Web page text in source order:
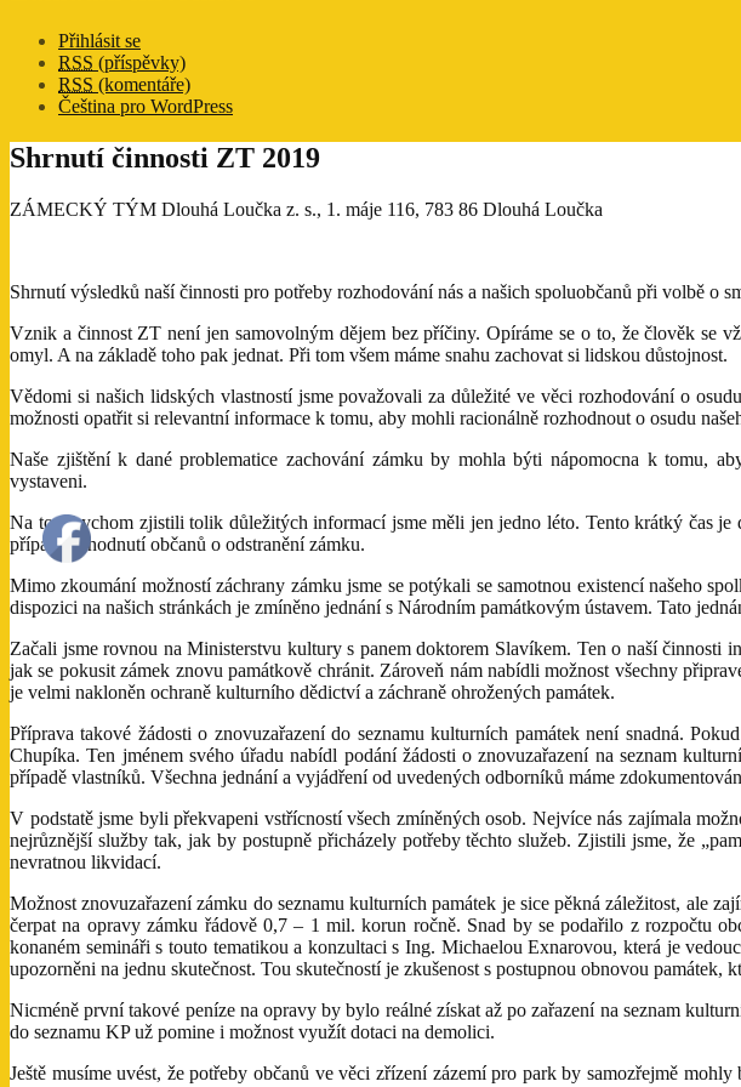
Přihlásit se
RSS (příspěvky)
RSS (komentáře)
Čeština pro WordPress
Shrnutí činnosti ZT 2019
ZÁMECKÝ TÝM Dlouhá Loučka z. s., 1. máje 116, 783 86 Dlouhá Loučka
Shrnutí výsledků naší činnosti pro potřeby rozhodování nás a našich spoluobčanů při volbě o
Vznik a činnost ZT není jen samovolným dějem bez příčiny. Opíráme se o to, že člověk se
omyl. A na základě toho pak jednat. Při tom všem máme snahu zachovat si lidskou důstojnost.
Vědomi si našich lidských vlastností jsme považovali za důležité ve věci rozhodování o
možnosti opatřit si relevantní informace k tomu, aby mohli racionálně rozhodnout o osudu
Naše zjištění k dané problematice zachování zámku by mohla býti nápomocna k tomu,
vystaveni.
Na to, abychom zjistili tolik důležitých informací jsme měli jen jedno léto. Tento krátký čas je
případ rozhodnutí občanů o odstranění zámku.
Mimo zkoumání možností záchrany zámku jsme se potýkali se samotnou existencí našeho
dispozici na našich stránkách je zmíněno jednání s Národním památkovým ústavem. Tato
Začali jsme rovnou na Ministerstvu kultury s panem doktorem Slavíkem. Ten o naší
jak se pokusit zámek znovu památkově chránit. Zároveň nám nabídli možnost všechny
je velmi nakloněn ochraně kulturního dědictví a záchraně ohrožených památek.
Příprava takové žádosti o znovuzařazení do seznamu kulturních památek není snadná.
Chupíka. Ten jménem svého úřadu nabídl podání žádosti o znovuzařazení na seznam
případě vlastníků. Všechna jednání a vyjádření od uvedených odborníků máme
V podstatě jsme byli překvapeni vstřícností všech zmíněných osob. Nejvíce nás zajímala
nejrůznější služby tak, jak by postupně přicházely potřeby těchto služeb. Zjistili jsme, že
nevratnou likvidací.
Možnost znovuzařazení zámku do seznamu kulturních památek je sice pěkná záležitost, ale
čerpat na opravy zámku řádově 0,7 – 1 mil. korun ročně. Snad by se podařilo z rozpočtu
konaném semináři s touto tematikou a konzultaci s Ing. Michaelou Exnarovou, která je
upozorněni na jednu skutečnost. Tou skutečností je zkušenost s postupnou obnovou
Nicméně první takové peníze na opravy by bylo reálné získat až po zařazení na seznam
do seznamu KP už pomine i možnost využít dotaci na demolici.
Ještě musíme uvést, že potřeby občanů ve věci zřízení zázemí pro park by samozřejmě